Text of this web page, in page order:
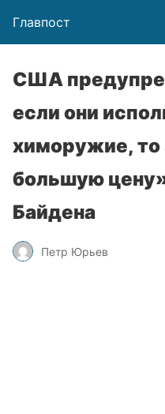
Главпост
США
если они
химоружие, то
большую
Байдена
Петр Юрьев